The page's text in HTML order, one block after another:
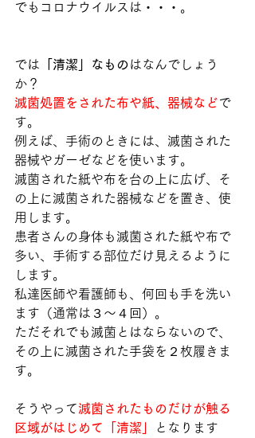
でもコロナウイルスは・・・。
では 「清潔」なものはなんでしょう
か？
滅菌処置をされた布や紙、器械などで
す。
例えば、手術のときには、滅菌された
器械やガーゼなどを使います。
滅菌された紙や布を台の上に広げ、そ
の上に滅菌された器械などを置き、使
用します。
患者さんの身体も滅菌された紙や布で
多い、手術する部位だけ見えるように
します。
私達医師や看護師も、何回も手を洗い
ます（通常は３〜４回）。
ただそれでも滅菌とはならないので、
その上に滅菌された手袋を２枚履きま
す。
そうやって滅菌されたものだけが触る
区域がはじめて「清潔」
となります